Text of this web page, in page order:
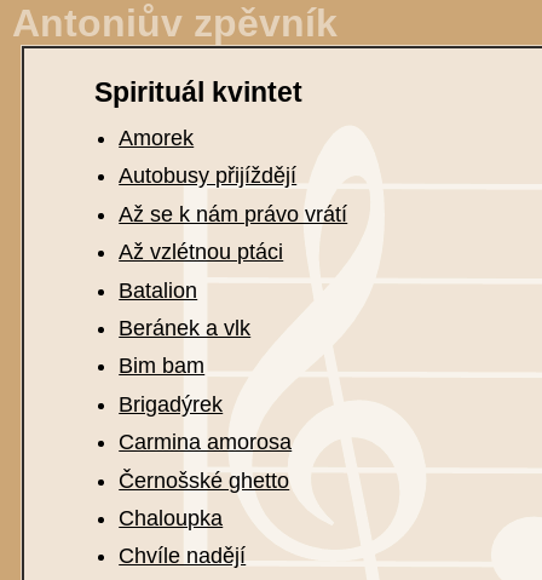
Antoniův zpěvník
Spirituál kvintet
Amorek
Autobusy přijíždějí
Až se k nám právo vrátí
Až vzlétnou ptáci
Batalion
Beránek a vlk
Bim bam
Brigadýrek
Carmina amorosa
Černošské ghetto
Chaloupka
Chvíle nadějí